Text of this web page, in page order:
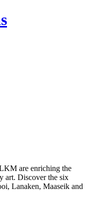
are enriching the
art. Discover the six
Lanaken, Maaseik and